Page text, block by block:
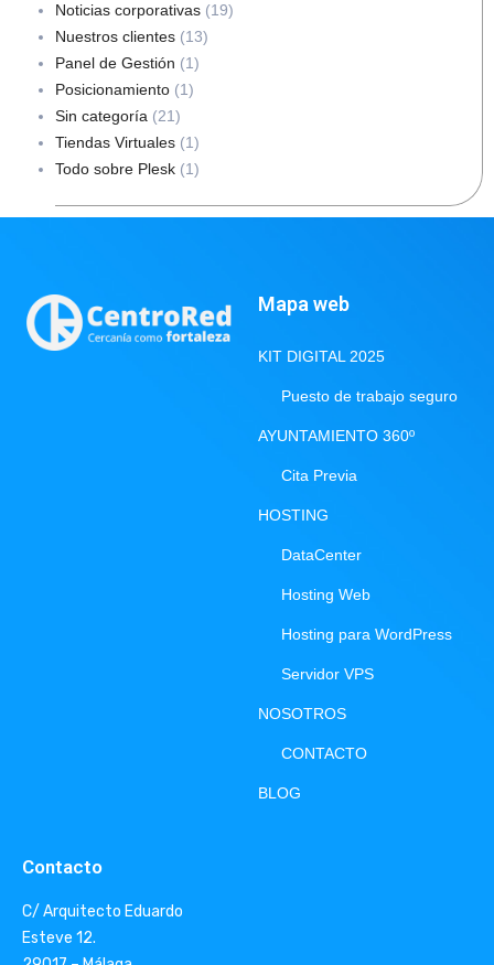
Noticias corporativas (19)
Nuestros clientes (13)
Panel de Gestión (1)
Posicionamiento (1)
Sin categoría (21)
Tiendas Virtuales (1)
Todo sobre Plesk (1)
Mapa web
KIT DIGITAL 2025
Puesto de trabajo seguro
AYUNTAMIENTO 360º
Cita Previa
HOSTING
DataCenter
Hosting Web
Hosting para WordPress
Servidor VPS
NOSOTROS
CONTACTO
BLOG
Contacto
C/ Arquitecto Eduardo
Esteve 12.